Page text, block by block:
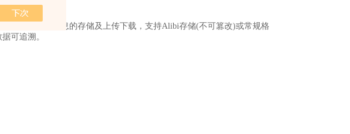
用户配置信息的存储及上传下载，支持Alibi存储(不可篡改)或常规格
可追溯。